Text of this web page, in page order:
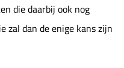
die daarbij ook nog
zal dan de enige kans zijn